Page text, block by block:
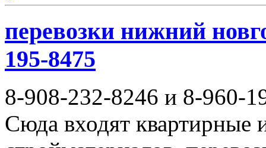
перевозки нижний
195-8475
8-908-232-8246 и 8-960-
Сюда входят квартирные